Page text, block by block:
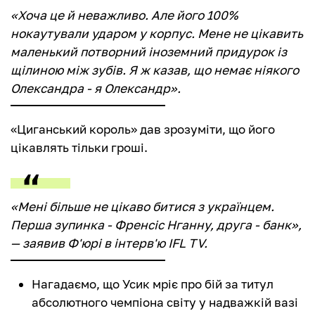
«Хоча це й неважливо. Але його 100%
нокаутували ударом у корпус. Мене не цікавить
маленький потворний іноземний придурок із
щілиною між зубів. Я ж казав, що немає ніякого
Олександра - я Олександр».
«Циганський король» дав зрозуміти, що його
цікавлять тільки гроші.
«Мені більше не цікаво битися з українцем.
Перша зупинка - Френсіс Нганну, друга - банк»,
— заявив Ф'юрі в інтерв'ю IFL TV.
Нагадаємо, що Усик мріє про бій за титул
абсолютного чемпіона світу у надважкій вазі